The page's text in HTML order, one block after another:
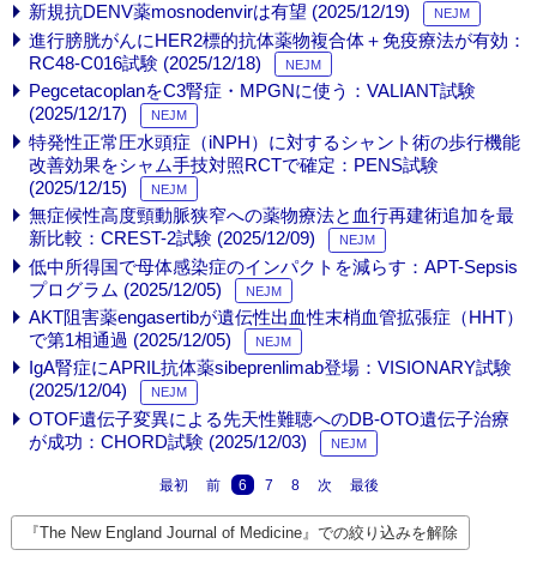
新規抗DENV薬mosnodenvirは有望 (2025/12/19) NEJM
進行膀胱がんにHER2標的抗体薬物複合体＋免疫療法が有効：
RC48-C016試験 (2025/12/18)
NEJM
PegcetacoplanをC3腎症・MPGNに使う：VALIANT試験
(2025/12/17)
NEJM
特発性正常圧水頭症（iNPH）に対するシャント術の歩行機能
改善効果をシャム手技対照RCTで確定：PENS試験
(2025/12/15)
NEJM
無症候性高度頸動脈狭窄への薬物療法と血行再建術追加を最
新比較：CREST-2試験 (2025/12/09)
NEJM
低中所得国で母体感染症のインパクトを減らす：APT-Sepsis
プログラム (2025/12/05)
NEJM
AKT阻害薬engasertibが遺伝性出血性末梢血管拡張症（HHT）
で第1相通過 (2025/12/05)
NEJM
IgA腎症にAPRIL抗体薬sibeprenlimab登場：VISIONARY試験
(2025/12/04)
NEJM
OTOF遺伝子変異による先天性難聴へのDB-OTO遺伝子治療
が成功：CHORD試験 (2025/12/03)
NEJM
最初 前 6 7 8 次 最後
『The New England Journal of Medicine』での絞り込みを解除